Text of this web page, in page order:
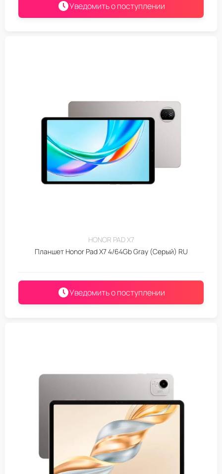
Уведомить о поступлении
HONOR PAD X7
Планшет Honor Pad X7 4/64Gb Gray (Серый) RU
Уведомить о поступлении